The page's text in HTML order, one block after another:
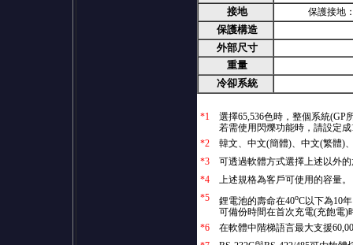
接地
保護接地
保護構造
外部尺寸
重量
冷卻系統
*1
選擇65,536色時，整個系統(GP
若需使用閃爍功能時，請設定成
*2
韓文、中文(簡體)、中文(繁體)
*3
可透過軟體方式選擇上述以外
*4
上述規格為客戶可使用的容量。
*5
鋰電池的壽命在40oC以下為10
可備份時間在首次充電(充飽電)
*6
在軟體中階梯語言最大支援